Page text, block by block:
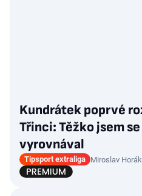
Kundrátek poprvé
Třinci: Těžko jsem
vyrovnával
Tipsport extraliga Miroslav Horák